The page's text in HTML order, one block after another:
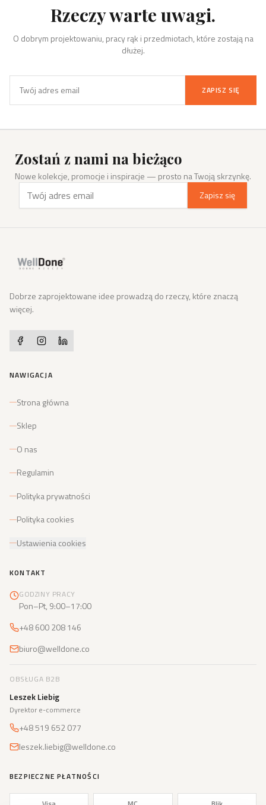
Rzeczy warte uwagi.
O dobrym projektowaniu, pracy rąk i przedmiotach, które zostają na
dłużej.
ZAPISZ SIĘ
Zostań z nami na bieżąco
Nowe kolekcje, promocje i inspiracje — prosto na Twoją skrzynkę.
Zapisz się
Dobrze zaprojektowane idee prowadzą do rzeczy, które znaczą
więcej.
NAWIGACJA
Strona główna
Sklep
O nas
Regulamin
Polityka prywatności
Polityka cookies
Ustawienia cookies
KONTAKT
GODZINY PRACY
Pon–Pt, 9:00–17:00
+48 600 208 146
biuro@welldone.co
OBSŁUGA B2B
Leszek Liebig
Dyrektor e-commerce
+48 519 652 077
leszek.liebig@welldone.co
BEZPIECZNE PŁATNOŚCI